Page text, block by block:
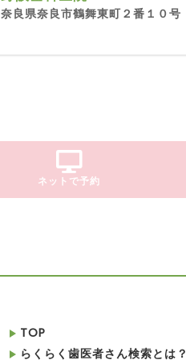
奈良県奈良市鶴舞東町２番１０号
ネットで予約
TOP
らくらく歯医者さん検索とは？